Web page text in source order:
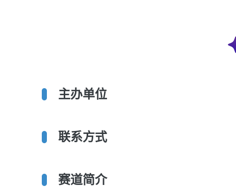
主办单位
联系方式
赛道简介